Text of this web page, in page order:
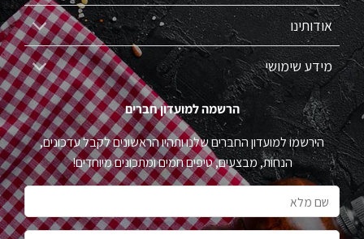
אודותינו
מידע שימושי
הרשמה למועדון חברים
הירשמו למועדון החברים שלנו ותהיו הראשונים לקבל עדכונים,
הנחות, מבצעים, טיפים חמים ומתכונים מיוחדים!